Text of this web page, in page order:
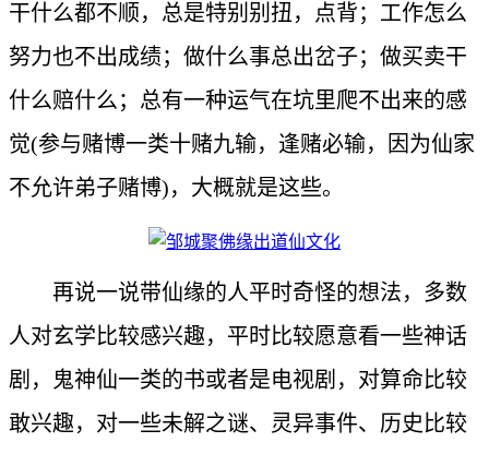
干什么都不顺，总是特别别扭，点背；工作怎么
努力也不出成绩；做什么事总出岔子；做买卖干
什么赔什么；总有一种运气在坑里爬不出来的感
觉(参与赌博一类十赌九输，逢赌必输，因为仙家
不允许弟子赌博)，大概就是这些。
再说一说带仙缘的人平时奇怪的想法，多数
人对玄学比较感兴趣，平时比较愿意看一些神话
剧，鬼神仙一类的书或者是电视剧，对算命比较
敢兴趣，对一些未解之谜、灵异事件、历史比较